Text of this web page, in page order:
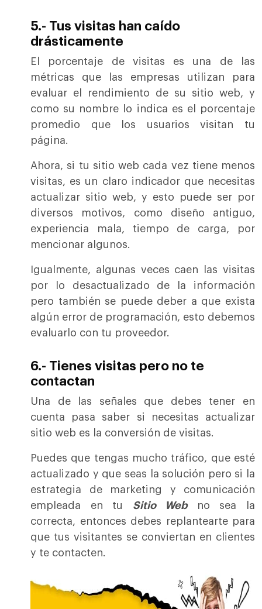
5.- Tus visitas han caído
drásticamente
El porcentaje de visitas es una de las
métricas que las empresas utilizan para
evaluar el rendimiento de su sitio web, y
como su nombre lo indica es el porcentaje
promedio que los usuarios visitan tu
página.
Ahora, si tu sitio web cada vez tiene menos
visitas, es un claro indicador que necesitas
actualizar sitio web, y esto puede ser por
diversos motivos, como diseño antiguo,
experiencia mala, tiempo de carga, por
mencionar algunos.
Igualmente, algunas veces caen las visitas
por lo desactualizado de la información
pero también se puede deber a que exista
algún error de programación, esto debemos
evaluarlo con tu proveedor.
6.- Tienes visitas pero no te
contactan
Una de las señales que debes tener en
cuenta pasa saber si necesitas actualizar
sitio web es la conversión de visitas.
Puedes que tengas mucho tráfico, que esté
actualizado y que seas la solución pero si la
estrategia de marketing y comunicación
empleada en tu Sitio Webno sea la
correcta, entonces debes replantearte para
que tus visitantes se conviertan en clientes
y te contacten.